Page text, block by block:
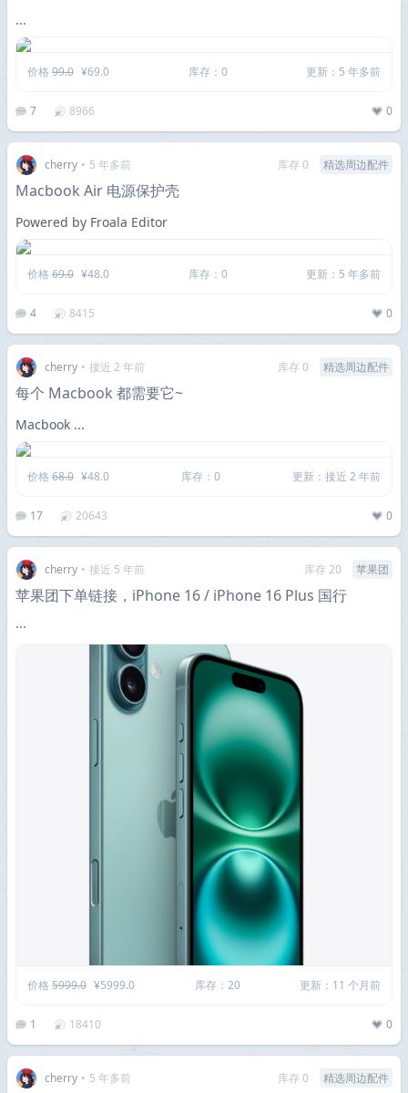
...
价格 99.0 ¥69.0 库存：0 更新：5 年多前
7 8966 0
cherry • 5 年多前 库存 0 精选周边配件
Macbook Air 电源保护壳
Powered by Froala Editor
价格 69.0 ¥48.0 库存：0 更新：5 年多前
4 8415 0
cherry • 接近 2 年前 库存 0 精选周边配件
每个 Macbook 都需要它~
Macbook ...
价格 68.0 ¥48.0 库存：0 更新：接近 2 年前
17 20643 0
cherry • 接近 5 年前 库存 20 苹果团
苹果团下单链接，iPhone 16 / iPhone 16 Plus 国行
···
价格 5999.0 ¥5999.0 库存：20 更新：11 个月前
1 18410 0
cherry • 5 年多前 库存 0 精选周边配件